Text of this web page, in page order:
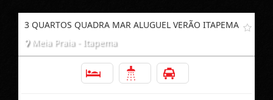
3 QUARTOS QUADRA MAR ALUGUEL VERÃO ITAPEMA
Meia Praia - Itapema